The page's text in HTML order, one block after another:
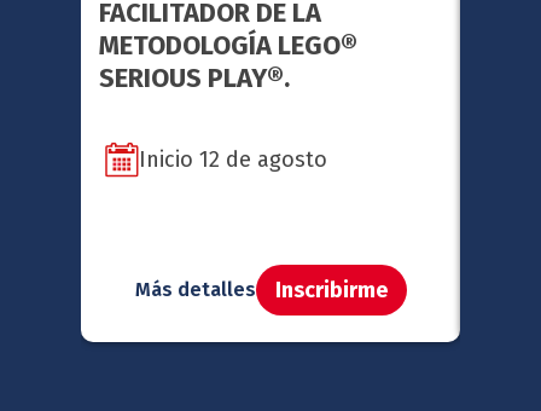
FACILITADOR DE LA
METODOLOGÍA LEGO®
SERIOUS PLAY®.
Inicio 12 de agosto
Más detalles Inscribirme